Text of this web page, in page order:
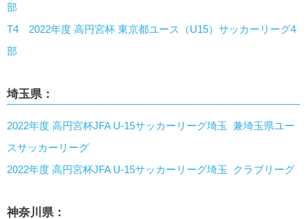
部
T4 2022年度 高円宮杯 東京都ユース（U15）サッカーリーグ4
部
埼玉県：
2022年度 高円宮杯JFA U-15サッカーリーグ埼玉 兼埼玉県ユー
スサッカーリーグ
2022年度 高円宮杯JFA U-15サッカーリーグ埼玉 クラブリーグ
神奈川県：